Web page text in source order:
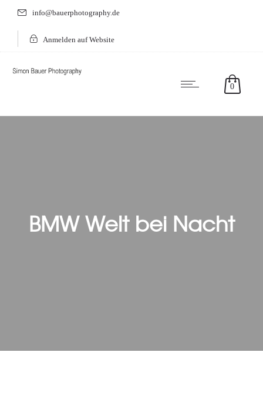
info@bauerphotography.de
Anmelden auf Website
0
BMW Welt bei Nacht